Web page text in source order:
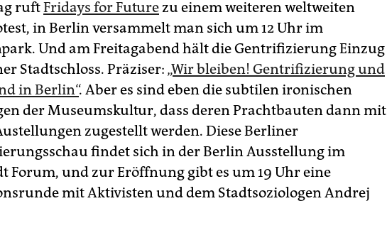
ruftFridays for Future zu einem weiteren weltweiten
in Berlin versammelt man sich um 12 Uhr im
Und am Freitagabend hält die Gentrifizierung Einzug
Stadtschloss. Präziser: „Wir bleiben! Gentrifizierung und
in Berlin“. Aber es sind eben die subtilen ironischen
der Museumskultur, dass deren Prachtbauten dann mit
zugestellt werden. Diese Berliner
findet sich in der Berlin Ausstellung im
Forum, und zur Eröffnung gibt es um 19 Uhr eine
mit Aktivisten und dem Stadtsoziologen Andrej